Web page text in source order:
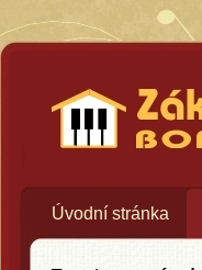
Základní
Úvodní stránka